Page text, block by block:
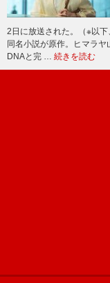
2日に放送された。（※以
同名小説が原作。ヒマラ
DNAと完 … 続きを読む